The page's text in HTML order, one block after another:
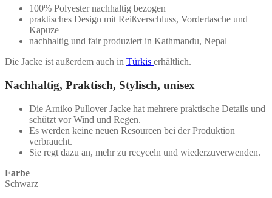
100% Polyester nachhaltig bezogen
praktisches Design mit Reißverschluss, Vordertasche und
Kapuze
nachhaltig und fair produziert in Kathmandu, Nepal
Die Jacke ist außerdem auch in Türkis erhältlich.
Nachhaltig, Praktisch, Stylisch, unisex
Die Arniko Pullover Jacke hat mehrere praktische Details und
schützt vor Wind und Regen.
Es werden keine neuen Resourcen bei der Produktion
verbraucht.
Sie regt dazu an, mehr zu recyceln und wiederzuverwenden.
Farbe
Schwarz